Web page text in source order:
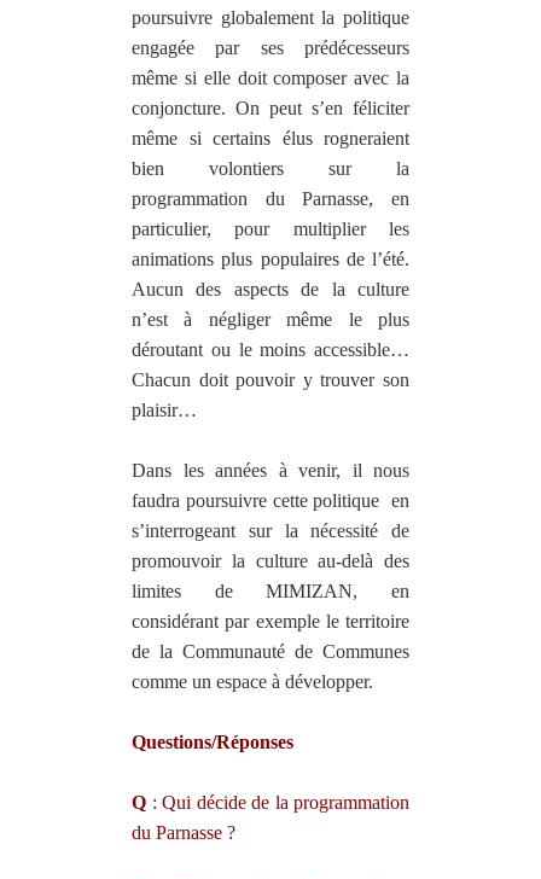
poursuivre globalement la politique
engagée par ses prédécesseurs
même si elle doit composer avec la
conjoncture. On peut s’en féliciter
même si certains élus rogneraient
bien volontiers sur la
programmation du Parnasse, en
particulier, pour multiplier les
animations plus populaires de l’été.
Aucun des aspects de la culture
n’est à négliger même le plus
déroutant ou le moins accessible…
Chacun doit pouvoir y trouver son
plaisir…
Dans les années à venir, il nous
faudra poursuivre cette politique en
s’interrogeant sur la nécessité de
promouvoir la culture au-delà des
limites de MIMIZAN, en
considérant par exemple le territoire
de la Communauté de Communes
comme un espace à développer.
Questions/Réponses
Q : Qui décide de la programmation
du Parnasse ?